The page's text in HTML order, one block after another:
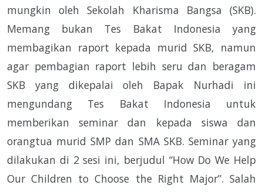
mungkin oleh Sekolah Kharisma Bangsa (SKB).
Memang bukan Tes Bakat Indonesia yang
membagikan raport kepada murid SKB, namun
agar pembagian raport lebih seru dan beragam
SKB yang dikepalai oleh Bapak Nurhadi ini
mengundang Tes Bakat Indonesia untuk
memberikan seminar dan kepada siswa dan
orangtua murid SMP dan SMA SKB. Seminar yang
dilakukan di 2 sesi ini, berjudul “How Do We Help
Our Children to Choose the Right Major”. Salah